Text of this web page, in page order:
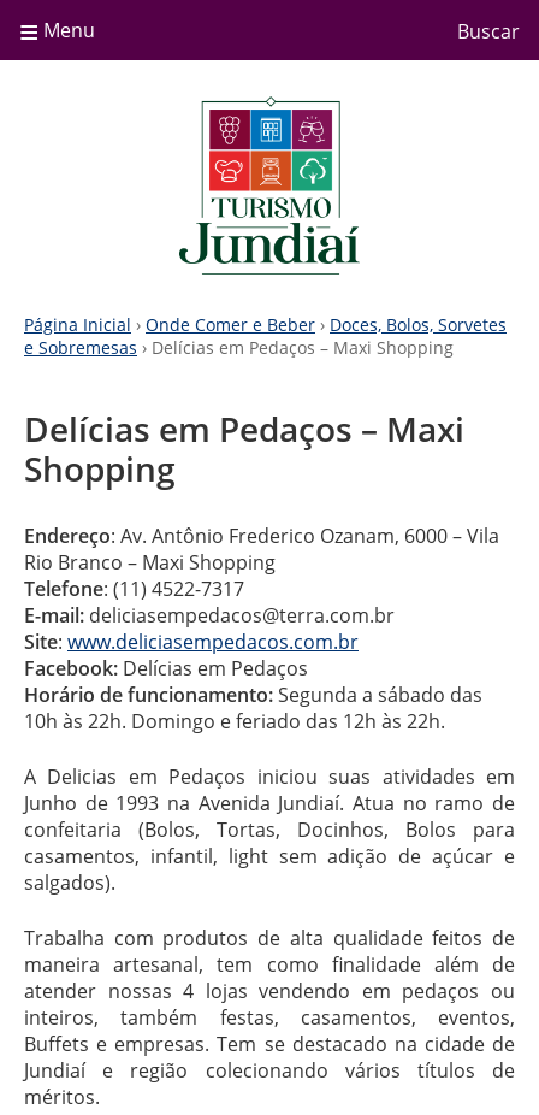
≡ Menu Buscar
Página Inicial › Onde Comer e Beber › Doces, Bolos, Sorvetes
e Sobremesas › Delícias em Pedaços – Maxi Shopping
Delícias em Pedaços – Maxi
Shopping
Endereço: Av. Antônio Frederico Ozanam, 6000 – Vila
Rio Branco – Maxi Shopping
Telefone: (11) 4522-7317
E-mail: deliciasempedacos@terra.com.br
Site: www.deliciasempedacos.com.br
Facebook: Delícias em Pedaços
Horário de funcionamento:Segunda a sábado das
10h às 22h. Domingo e feriado das 12h às 22h.
A Delicias em Pedaços iniciou suas atividades em
Junho de 1993 na Avenida Jundiaí. Atua no ramo de
confeitaria (Bolos, Tortas, Docinhos, Bolos para
casamentos, infantil, light sem adição de açúcar e
salgados).
Trabalha com produtos de alta qualidade feitos de
maneira artesanal, tem como finalidade além de
atender nossas 4 lojas vendendo em pedaços ou
inteiros, também festas, casamentos, eventos,
Buffets e empresas. Tem se destacado na cidade de
Jundiaí e região colecionando vários títulos de
méritos.